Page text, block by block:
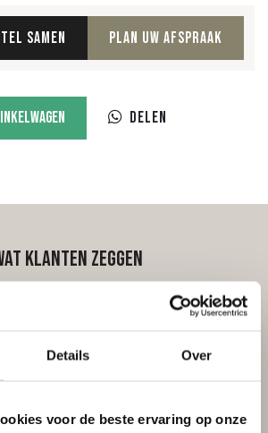
Details Over
voor de beste ervaring op onze
samen Plan uw afspraak
Delen
klanten zeggen
298 reviews